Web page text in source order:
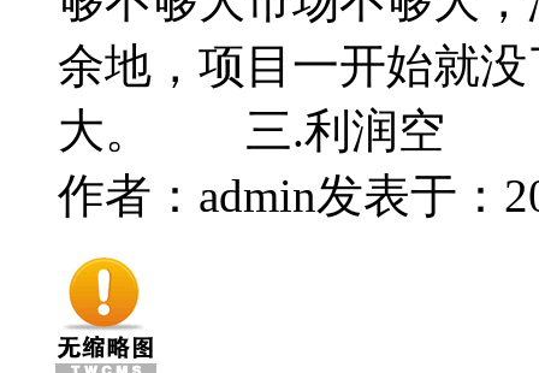
余地，项目一开始就
大。 三.利润空
作者：admin发表于：